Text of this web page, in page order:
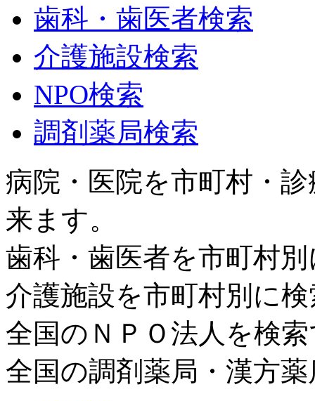
歯科・歯医者検索
介護施設検索
NPO検索
調剤薬局検索
病院・医院を市町村・
来ます。
歯科・歯医者を市町村
介護施設を市町村別に
全国のＮＰＯ法人を検
全国の調剤薬局・漢方